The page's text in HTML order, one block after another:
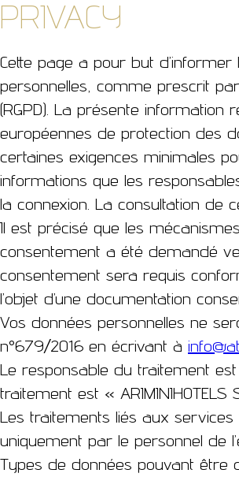
PRIVACY
Cette page a pour but
personnelles, comme prescrit
(RGPD). La présente
européennes de protection des
certaines exigences minimales
informations que les
la connexion. La consultation de
Il est précisé que les
consentement a été demandé
consentement sera requis
l’objet d’une documentation
Vos données personnelles ne
n°679/2016 en écrivant à
Le responsable du traitement est
traitement est « ARIMINIHOTELS
Les traitements liés aux
uniquement par le personnel de
Types de données pouvant être